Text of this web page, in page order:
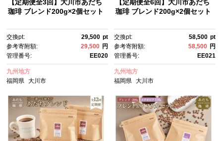
【定期便全3回】大川市あだち
珈琲 ブレンド200g×2個セット
交換pt: 29,500 pt
参考寄附額:
29,500 円
管理番号:
EE020
九州地方
福岡県
大川市
【定期便全6回】大川市あだち
珈琲 ブレンド200g×2個セット
交換pt: 58,500 pt
参考寄附額:
58,500 円
管理番号:
EE021
九州地方
福岡県 大川市